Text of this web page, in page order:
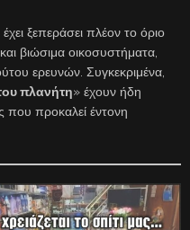
έχει ξεπεράσει πλέον το όριο
βιώσιμα οικοσυστήματα,
ερευνών. Συγκεκριμένα,
πλανήτη» έχουν ήδη
που προκαλεί έντονη